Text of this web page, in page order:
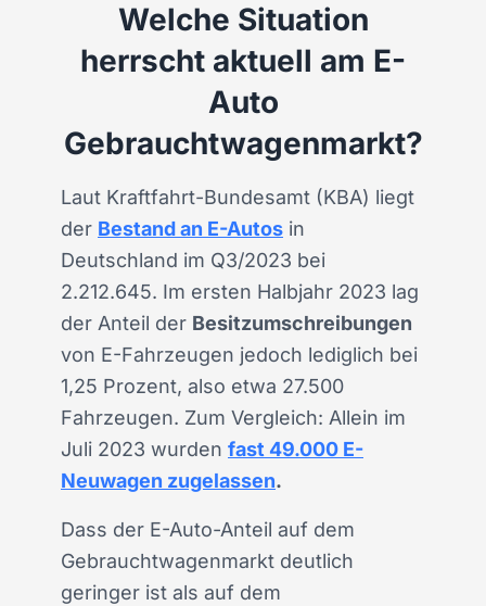
Welche Situation
herrscht aktuell am E-
Auto
Gebrauchtwagenmarkt?
Laut Kraftfahrt-Bundesamt (KBA) liegt
der Bestand an E-Autos in
Deutschland im Q3/2023 bei
2.212.645. Im ersten Halbjahr 2023 lag
der Anteil der Besitzumschreibungen
von E-Fahrzeugen jedoch lediglich bei
1,25 Prozent, also etwa 27.500
Fahrzeugen. Zum Vergleich: Allein im
Juli 2023 wurden fast 49.000 E-
Neuwagen zugelassen.
Dass der E-Auto-Anteil auf dem
Gebrauchtwagenmarkt deutlich
geringer ist als auf dem